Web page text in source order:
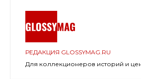
РЕДАКЦИЯ GLOSSYMAG.RU
Для коллекционеров историй и